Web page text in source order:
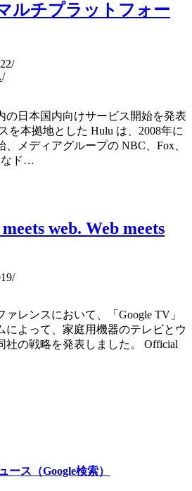
ルチプラットフォー
の日本国内向けサービス開始を発表
を本拠地とした Hulu は、2008年に
メディアグループの NBC、Fox、
なド…
web. Web meets
ァレンスにおいて、「Google TV」
によって、家庭用機器のテレビとウ
社の戦略を発表しました。 Official
ース（Google検索）